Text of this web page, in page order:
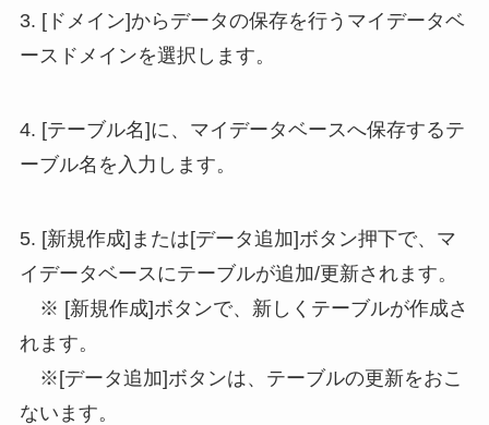
3. [ドメイン]からデータの保存を行うマイデータベ
ースドメインを選択します。
4. [テーブル名]に、マイデータベースへ保存するテ
ーブル名を入力します。
5. [新規作成]または[データ追加]ボタン押下で、マ
イデータベースにテーブルが追加/更新されます。
※ [新規作成]ボタンで、新しくテーブルが作成さ
れます。
※[データ追加]ボタンは、テーブルの更新をおこ
ないます。